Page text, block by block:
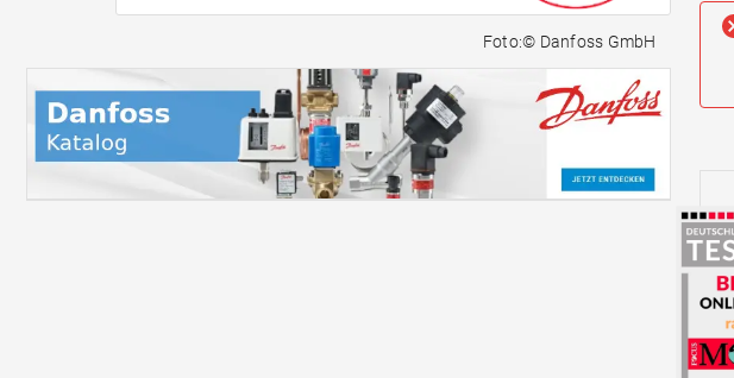
Foto:© Danfoss GmbH